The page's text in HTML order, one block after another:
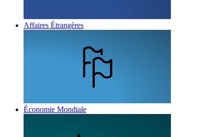
Affaires Étrangères
Économie Mondiale